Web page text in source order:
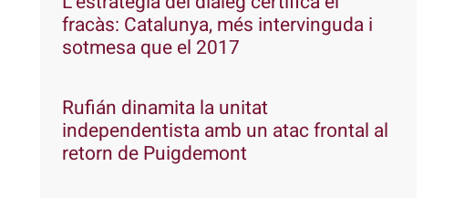
fracàs: Catalunya, més intervinguda i
sotmesa que el 2017
Rufián dinamita la unitat
independentista amb un atac frontal al
retorn de Puigdemont